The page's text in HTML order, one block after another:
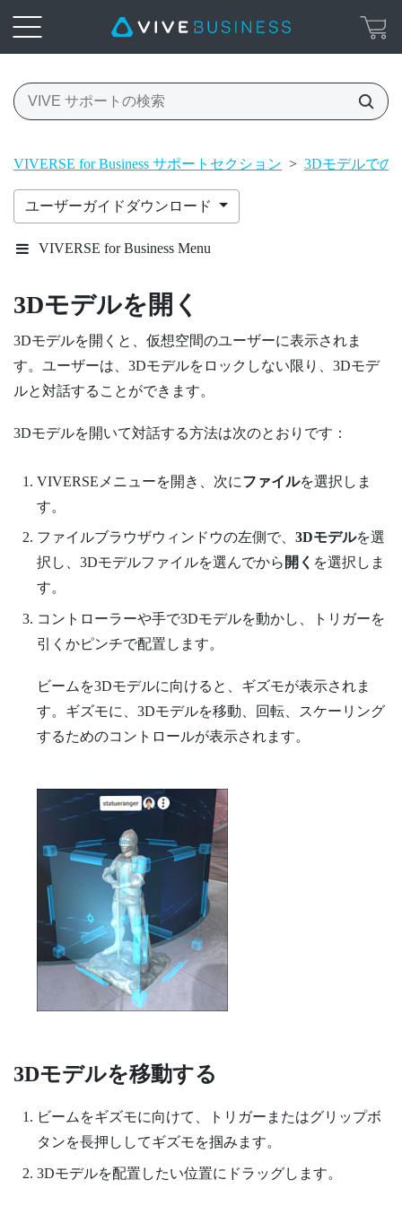
VIVERSE for Business サポートセクション > 3Dモデルでの
ユーザーガイドダウンロード
VIVERSE for Business Menu
3Dモデルを開く
3Dモデルを開くと、仮想空間のユーザーに表示されま
す。ユーザーは、3Dモデルをロックしない限り、3Dモデ
ルと対話することができます。
3Dモデルを開いて対話する方法は次のとおりです：
VIVERSEメニューを開き、次にファイルを選択しま
す。
ファイルブラウザウィンドウの左側で、 3Dモデルを選
択し、3Dモデルファイルを選んでから 開く を選択しま
す。
コントローラーや手で3Dモデルを動かし、 トリガーを
引くかピンチで配置します。
ビームを3Dモデルに向けると、ギズモが表示されま
す。ギズモに、3Dモデルを移動、回転、スケーリング
するためのコントロールが表示されます。
3Dモデルを移動する
ビームをギズモに向けて、 トリガー またはグリップボ
タンを長押ししてギズモを掴みます。
3Dモデルを配置したい位置にドラッグします。